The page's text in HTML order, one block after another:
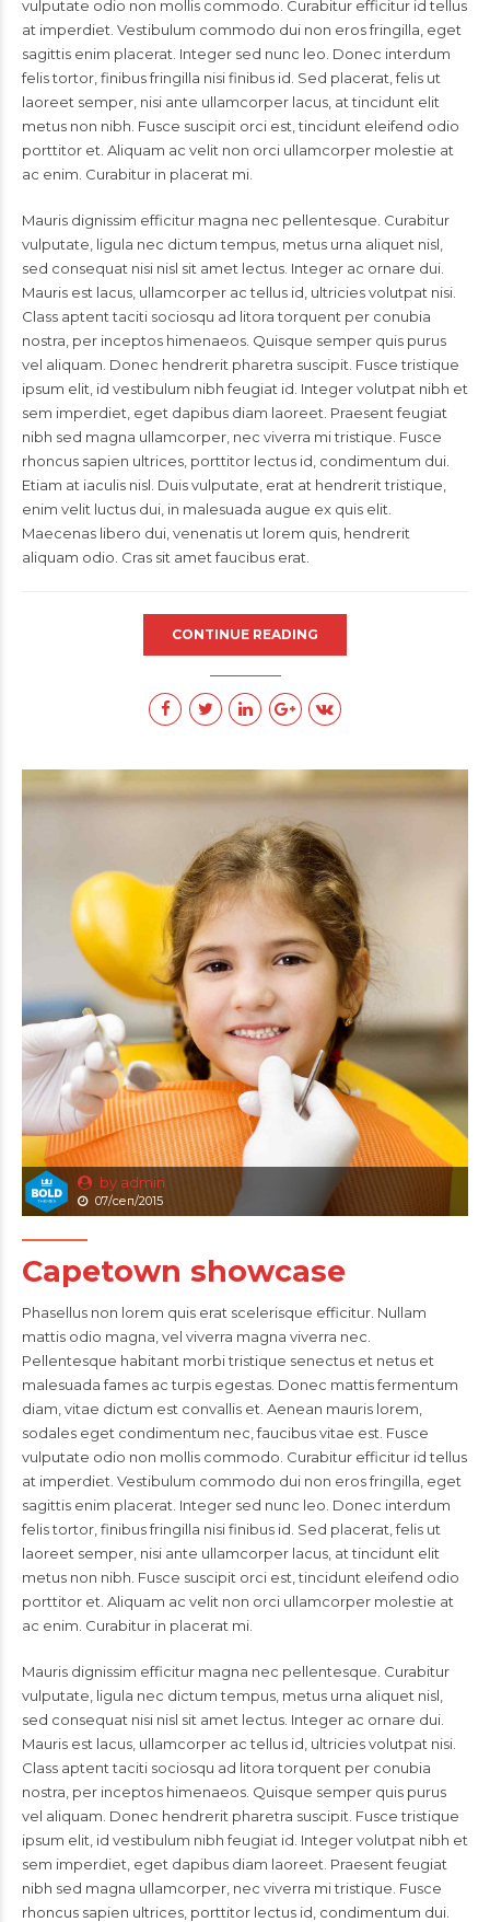
vulputate odio non mollis commodo. Curabitur efficitur id tellus
at imperdiet. Vestibulum commodo dui non eros fringilla, eget
sagittis enim placerat. Integer sed nunc leo. Donec interdum
felis tortor, finibus fringilla nisi finibus id. Sed placerat, felis ut
laoreet semper, nisi ante ullamcorper lacus, at tincidunt elit
metus non nibh. Fusce suscipit orci est, tincidunt eleifend odio
porttitor et. Aliquam ac velit non orci ullamcorper molestie at
ac enim. Curabitur in placerat mi.
Mauris dignissim efficitur magna nec pellentesque. Curabitur
vulputate, ligula nec dictum tempus, metus urna aliquet nisl,
sed consequat nisi nisl sit amet lectus. Integer ac ornare dui.
Mauris est lacus, ullamcorper ac tellus id, ultricies volutpat nisi.
Class aptent taciti sociosqu ad litora torquent per conubia
nostra, per inceptos himenaeos. Quisque semper quis purus
vel aliquam. Donec hendrerit pharetra suscipit. Fusce tristique
ipsum elit, id vestibulum nibh feugiat id. Integer volutpat nibh et
sem imperdiet, eget dapibus diam laoreet. Praesent feugiat
nibh sed magna ullamcorper, nec viverra mi tristique. Fusce
rhoncus sapien ultrices, porttitor lectus id, condimentum dui.
Etiam at iaculis nisl. Duis vulputate, erat at hendrerit tristique,
enim velit luctus dui, in malesuada augue ex quis elit.
Maecenas libero dui, venenatis ut lorem quis, hendrerit
aliquam odio. Cras sit amet faucibus erat.
CONTINUE READING
by admin
07/сеп/2015
Capetown showcase
Phasellus non lorem quis erat scelerisque efficitur. Nullam
mattis odio magna, vel viverra magna viverra nec.
Pellentesque habitant morbi tristique senectus et netus et
malesuada fames ac turpis egestas. Donec mattis fermentum
diam, vitae dictum est convallis et. Aenean mauris lorem,
sodales eget condimentum nec, faucibus vitae est. Fusce
vulputate odio non mollis commodo. Curabitur efficitur id tellus
at imperdiet. Vestibulum commodo dui non eros fringilla, eget
sagittis enim placerat. Integer sed nunc leo. Donec interdum
felis tortor, finibus fringilla nisi finibus id. Sed placerat, felis ut
laoreet semper, nisi ante ullamcorper lacus, at tincidunt elit
metus non nibh. Fusce suscipit orci est, tincidunt eleifend odio
porttitor et. Aliquam ac velit non orci ullamcorper molestie at
ac enim. Curabitur in placerat mi.
Mauris dignissim efficitur magna nec pellentesque. Curabitur
vulputate, ligula nec dictum tempus, metus urna aliquet nisl,
sed consequat nisi nisl sit amet lectus. Integer ac ornare dui.
Mauris est lacus, ullamcorper ac tellus id, ultricies volutpat nisi.
Class aptent taciti sociosqu ad litora torquent per conubia
nostra, per inceptos himenaeos. Quisque semper quis purus
vel aliquam. Donec hendrerit pharetra suscipit. Fusce tristique
ipsum elit, id vestibulum nibh feugiat id. Integer volutpat nibh et
sem imperdiet, eget dapibus diam laoreet. Praesent feugiat
nibh sed magna ullamcorper, nec viverra mi tristique. Fusce
rhoncus sapien ultrices, porttitor lectus id, condimentum dui.